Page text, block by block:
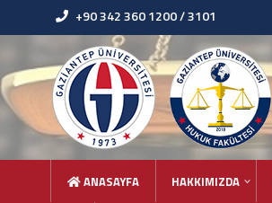
+90 342 360 1200 / 3101
ANASAYFA HAKKIMIZDA